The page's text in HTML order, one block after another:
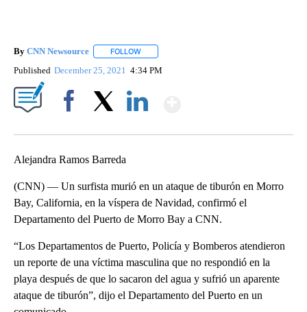
By CNN Newsource FOLLOW
Published December 25, 2021 4:34 PM
Alejandra Ramos Barreda
(CNN) — Un surfista murió en un ataque de tiburón en Morro
Bay, California, en la víspera de Navidad, confirmó el
Departamento del Puerto de Morro Bay a CNN.
“Los Departamentos de Puerto, Policía y Bomberos atendieron
un reporte de una víctima masculina que no respondió en la
playa después de que lo sacaron del agua y sufrió un aparente
ataque de tiburón”, dijo el Departamento del Puerto en un